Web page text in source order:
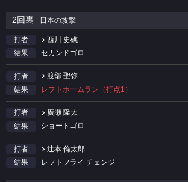
2回裏 日本の攻撃
打者
西川 史礁
結果
セカンドゴロ
打者
渡部 聖弥
結果
レフトホームラン（打点1）
打者
廣瀬 隆太
結果
ショートゴロ
打者
辻本 倫太郎
結果
レフトフライ チェンジ